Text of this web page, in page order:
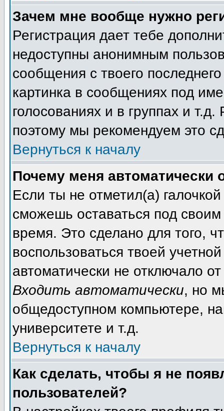
Зачем мне вообще нужно
Регистрация дает тебе
недоступны анонимным
сообщения с твоего
картинка в сообщениях под
голосованиях и в группах и
поэтому мы рекомендуем это
Вернуться к началу
Почему меня автоматически
Если ты не отметил(а)
сможешь оставаться под
время. Это сделано для того,
воспользоваться твоей
автоматически не отключало
Входить автоматически, но
общедоступном компьютере,
университете и т.д.
Вернуться к началу
Как сделать, чтобы я не
пользователей?